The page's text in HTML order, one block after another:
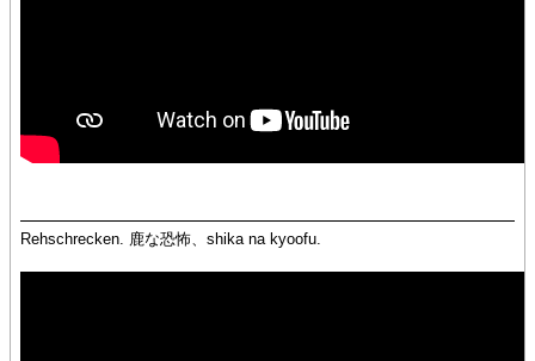
Rehschrecken. 鹿な恐怖、shika na kyoofu.